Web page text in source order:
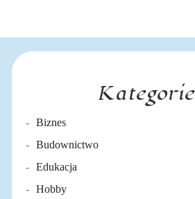
Kategorie
Biznes
Budownictwo
Edukacja
Hobby